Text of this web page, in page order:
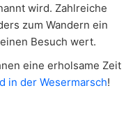
wird. Zahlreiche
zum Wandern ein
Besuch wert.
eine erholsame Zeit
in der Wesermarsch!